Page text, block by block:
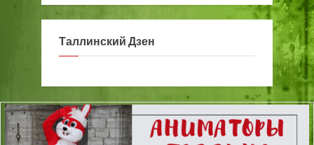
Таллинский Дзен